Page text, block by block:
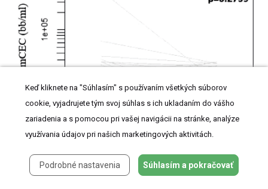
Keď kliknete na "Súhlasím" s používaním všetkých súborov
cookie, vyjadrujete tým svoj súhlas s ich ukladaním do vášho
zariadenia a s pomocou pri vašej navigácii na stránke, analýze
využívania údajov pri našich marketingových aktivitách.
Podrobné nastavenia Súhlasím a pokračovať